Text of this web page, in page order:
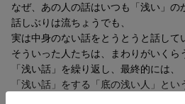
なぜ、あの人の話はいつも「浅い」の
話しぶりは流ちょうでも、
実は中身のない話をとうとうと話して
そういった人たちは、まわりがいくら
「浅い話」を繰り返し、最終的には、
「浅い話」をする「底の浅い人」と